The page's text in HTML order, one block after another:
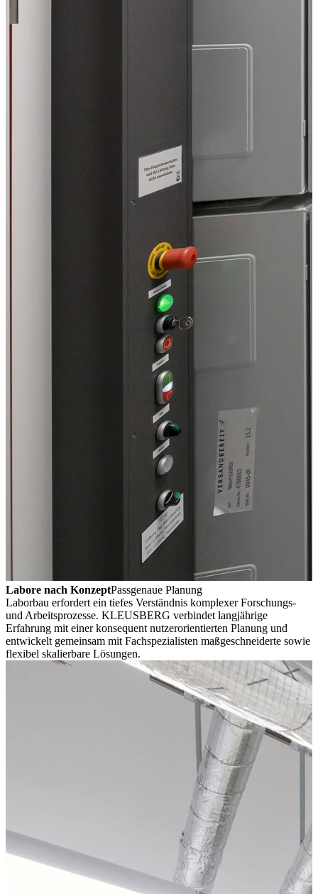
Labore nach KonzeptPassgenaue Planung
Laborbau erfordert ein tiefes Verständnis komplexer Forschungs-
und Arbeitsprozesse. KLEUSBERG verbindet langjährige
Erfahrung mit einer konsequent nutzerorientierten Planung und
entwickelt gemeinsam mit Fachspezialisten maßgeschneiderte sowie
flexibel skalierbare Lösungen.